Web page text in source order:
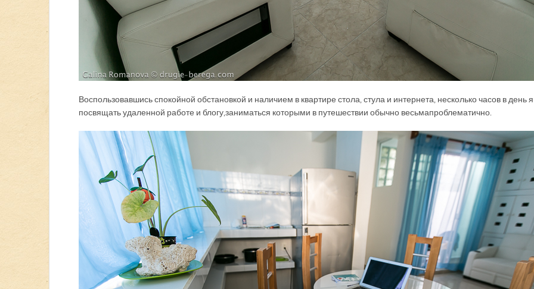
Воспользовавшись спокойной обстановкой и наличием в квартире стола, стула и интернета, несколько часов в день
посвящать удаленной работе и блогу, заниматься которыми в путешествии обычно весьма проблематично.